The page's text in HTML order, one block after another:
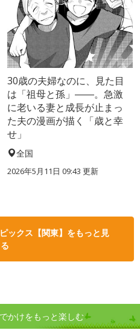
30歳の夫婦なのに、見た目
は「祖母と孫」――。急激
に老いる妻と成長が止まっ
た夫の漫画が描く「歳と幸
せ」
全国
2026年5月11日 09:43 更新
ックス【関東】をもっと見
る
かけをもっと楽しむ